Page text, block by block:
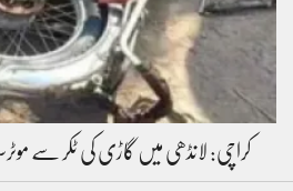
کراچی: لانڈھی میں گاڑی کی ٹکر سے